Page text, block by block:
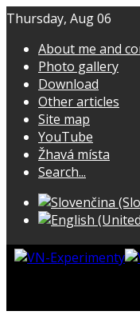
Thursday, Aug 06
About me and
Photo gallery
Download
Other articles
Site map
YouTube
Žhavá místa
Search...